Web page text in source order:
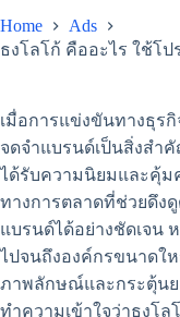
Home
Ads
ธงโลโก้ คืออะไร ใช้โป
เมื่อการแข่งขันทางธุร
จดจำแบรนด์เป็นสิ่งสำ
ได้รับความนิยมและคุ้ม
ทางการตลาดที่ช่วยดึง
แบรนด์ได้อย่างชัดเจน
ไปจนถึงองค์กรขนาดใ
ภาพลักษณ์และกระตุ้น
ทำความเข้าใจว่าธงโ